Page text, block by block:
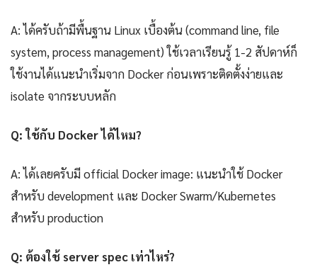
A: ได้ครับถ้ามีพื้นฐาน Linux เบื้องต้น (command line, file
system, process management) ใช้เวลาเรียนรู้ 1-2 สัปดาห์ก็
ใช้งานได้แนะนำเริ่มจาก Docker ก่อนเพราะติดตั้งง่ายและ
isolate จากระบบหลัก
Q: ใช้กับ Docker ได้ไหม?
A: ได้เลยครับมี official Docker image: แนะนำใช้ Docker
สำหรับ development และ Docker Swarm/Kubernetes
สำหรับ production
Q: ต้องใช้ server spec เท่าไหร่?